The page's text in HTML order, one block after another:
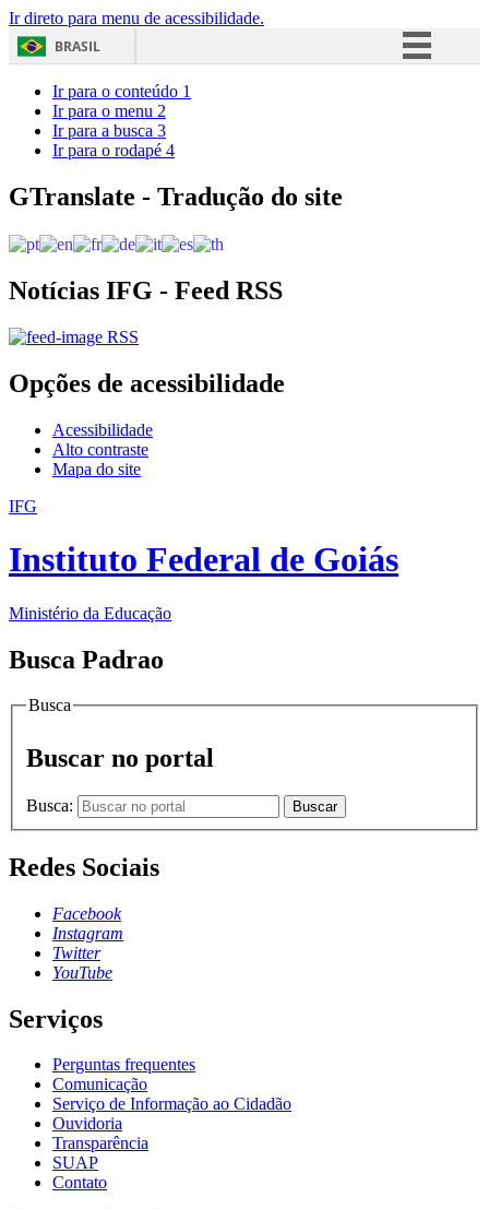
Ir direto para menu de acessibilidade.
BRASIL
Acesso à informação
Ir para o conteúdo 1
Ir para o menu 2
Ir para a busca 3
Ir para o rodapé 4
GTranslate - Tradução do site
Notícias IFG - Feed RSS
RSS
Opções de acessibilidade
Acessibilidade
Alto contraste
Mapa do site
IFG
Instituto Federal de Goiás
Ministério da Educação
Busca Padrao
Busca
Buscar no portal
Busca: Buscar
Redes Sociais
Facebook
Instagram
Twitter
YouTube
Serviços
Perguntas frequentes
Comunicação
Serviço de Informação ao Cidadão
Ouvidoria
Transparência
SUAP
Contato